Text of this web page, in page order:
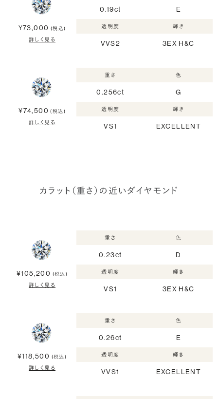
¥73,000 (税込)
詳しく見る
0.19ct E
透明度
VVS2
輝き
3EX H&C
¥74,500 (税込)
詳しく見る
重さ
0.256ct
色
G
透明度
VS1
輝き
EXCELLENT
カラット（重さ）の近いダイヤモンド
¥105,200 (税込)
詳しく見る
重さ
0.23ct
色
D
透明度
VS1
輝き
3EX H&C
¥118,500 (税込)
詳しく見る
重さ
0.26ct
色
E
透明度
VVS1
輝き
EXCELLENT